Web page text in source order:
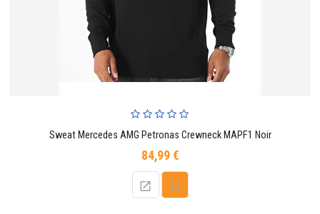
Sweat Mercedes AMG Petronas Crewneck MAPF1 Noir
84,99 €Prix